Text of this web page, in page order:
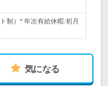
制）* 年次有給休暇:初月
気になる